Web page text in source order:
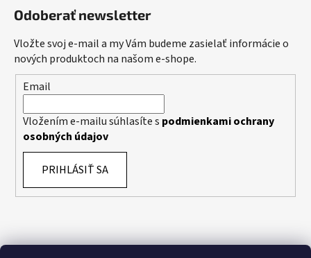
Odoberať newsletter
Vložte svoj e-mail a my Vám budeme zasielať informácie o
nových produktoch na našom e-shope.
Email
Vložením e-mailu súhlasíte s podmienkami ochrany
osobných údajov
PRIHLÁSIŤ SA